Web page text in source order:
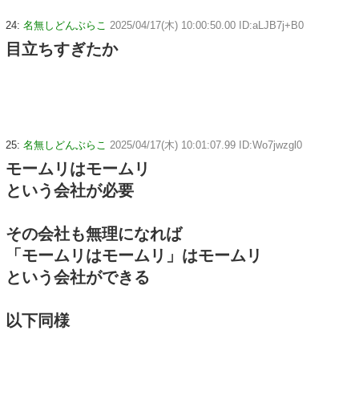
24: 名無しどんぶらこ 2025/04/17(木) 10:00:50.00 ID:aLJB7j+B0
目立ちすぎたか
25: 名無しどんぶらこ 2025/04/17(木) 10:01:07.99 ID:Wo7jwzgl0
モームリはモームリ
という会社が必要
その会社も無理になれば
「モームリはモームリ」はモームリ
という会社ができる
以下同様